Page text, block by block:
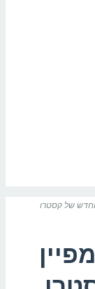
החדש של קסטרו